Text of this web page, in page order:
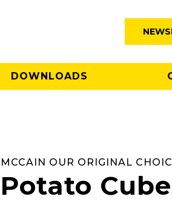
DOWNLOADS
MCCAIN OUR ORIGINAL
Potato